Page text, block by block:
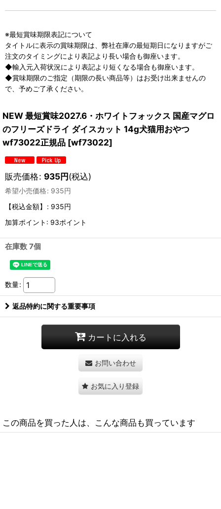
※最短賞味期限表記について
タイトルに表示の賞味期限は、弊社在庫の最短期日になりますがご
注文のタイミングにより表記より長い場合も御座います。
◆輸入元入荷状況により表記より短くなる場合も御座います。
◆賞味期限のご指定（期限の長い商品等）はお受け出来ませんの
で、予めご了承ください。
NEW 最短賞味2027.6・ホワイトフォックス 国産マグロ
のフリーズドライ ダイスカット 14g犬猫用おやつ
wf73022正規品 [wf73022]
販売価格: 935円(税込)
希望小売価格: 935円
【税込金額】
: 935円
加算ポイント: 93ポイント
在庫数 7個
数量:
返品特約に関する重要事項
カートに入れる
お問い合わせ
お気に入り登録
この商品を買った人は、こんな商品も買っています